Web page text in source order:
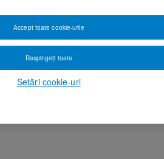
Setări cookie-uri
Respingeți toate
Accept toate cookie-urile